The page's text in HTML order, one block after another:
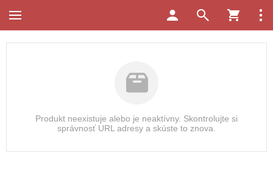
Produkt neexistuje alebo je neaktívny. Skontrolujte si
správnosť URL adresy a skúste to znova.